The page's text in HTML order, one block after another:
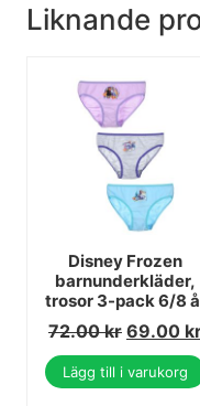
Liknande
Disney Frozen
barnunderkläder,
trosor 3-pack 6/8
72.00kr 69.00
Lägg till i varukorg